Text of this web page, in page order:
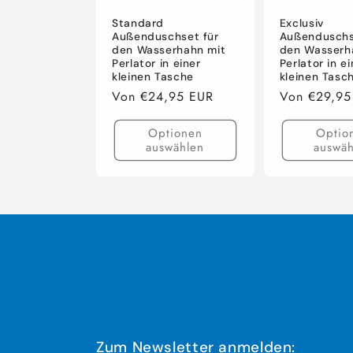
e
Standard
Außenduschset für
den Wasserhahn mit
Perlator in einer
kleinen Tasche
Normaler
Preis
Von €24,95 EUR
Optionen
auswählen
Exclusiv
den
Perlator in
kleinen
Normaler
Preis
Von €29,95
Zum Newsletter anmelden: